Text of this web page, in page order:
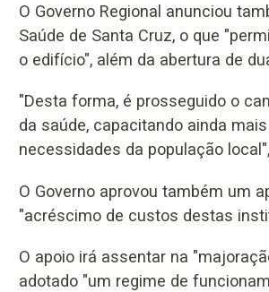
O Governo Regional anunciou
Saúde de Santa Cruz, o que
o edifício", além da abertura de
"Desta forma, é prosseguido o
da saúde, capacitando ainda
necessidades da população
O Governo aprovou também um
"acréscimo de custos destas
O apoio irá assentar na
adotado "um regime de